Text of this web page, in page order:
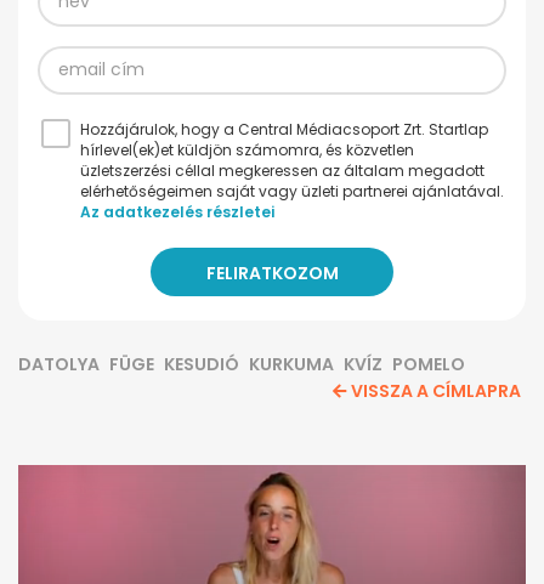
Hozzájárulok, hogy a Central Médiacsoport Zrt. Startlap
hírlevel(ek)et küldjön számomra, és közvetlen
üzletszerzési céllal megkeressen az általam megadott
elérhetőségeimen saját vagy üzleti partnerei ajánlatával.
Az adatkezelés részletei
DATOLYA FÜGE KESUDIÓ KURKUMA KVÍZ POMELO
VISSZA A CÍMLAPRA